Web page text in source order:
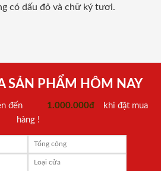
có dấu đỏ và chữ ký tươi.
SẢN PHẨM HÔM NAY
đến 1.000.000đ
khi đặt mua
hàng !